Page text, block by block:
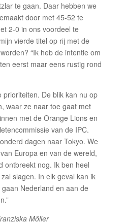
te gaan. Daar hebben we
door met 45-52 te
2-0 in ons voordeel te
vierde titel op rij met de
“Ik heb de intentie om
eerst maar eens rustig rond
De blik kan nu op
waar ze naar toe gaat met
met de Orange Lions en
van de IPC.
dagen naar Tokyo. We
Europa en van de wereld,
ontbreekt nog. Ik ben heel
slagen. In elk geval kan ik
Nederland en aan de
Möller